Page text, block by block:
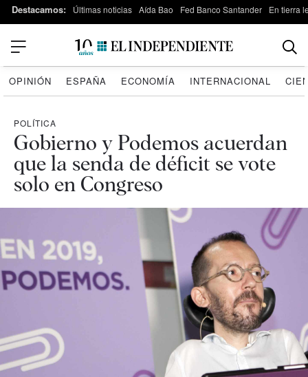
Destacamos: Últimas noticias Aída Bao Fed Banco Santander En tierra
OPINIÓN ESPAÑA ECONOMÍA INTERNACIONAL
POLÍTICA
Gobierno y Podemos acuerdan
que la senda de déficit se vote
solo en Congreso